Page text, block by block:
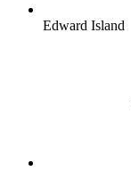
Edward Island